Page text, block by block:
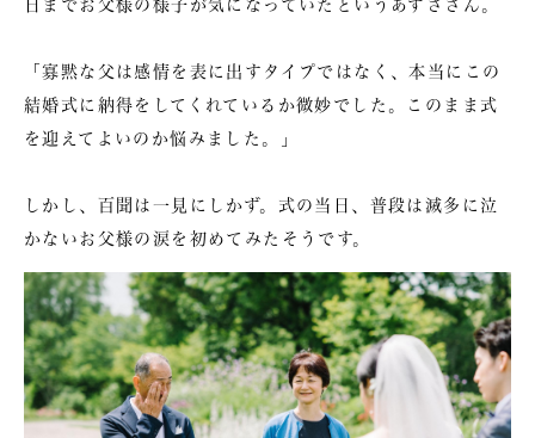
日までお父様の様子が気になっていたというあずささん。
「寡黙な父は感情を表に出すタイプではなく、本当にこの
結婚式に納得をしてくれているか微妙でした。このまま式
を迎えてよいのか悩みました。」
しかし、百聞は一見にしかず。式の当日、普段は滅多に泣
かないお父様の涙を初めてみたそうです。